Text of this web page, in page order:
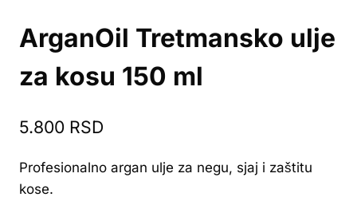
ArganOil Tretmansko ulje
za kosu 150 ml
5.800 RSD
Profesionalno argan ulje za negu, sjaj i zaštitu
kose.